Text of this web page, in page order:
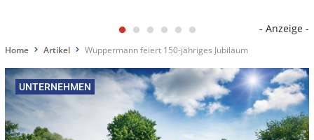
- Anzeige -
Home Artikel Wuppermann feiert 150-jähriges Jubiläum
UNTERNEHMEN